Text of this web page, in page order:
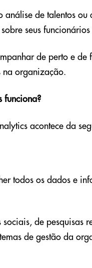
análise de talentos
seus
de perto e
na organização.
funciona?
acontece da
todos os dados e
sociais, de
de gestão da